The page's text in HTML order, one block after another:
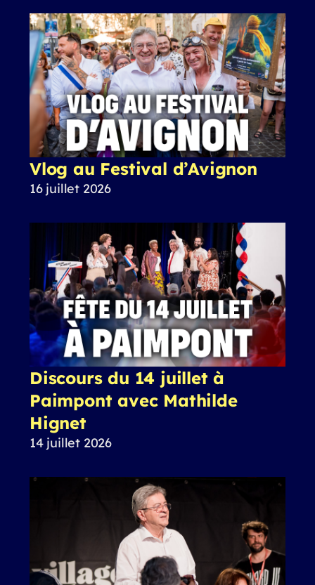
Vlog au Festival d’Avignon
16 juillet 2026
Discours du 14 juillet à
Paimpont avec Mathilde
Hignet
14 juillet 2026